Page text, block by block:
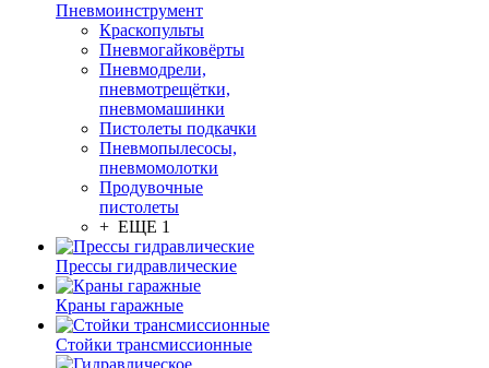
Пневмоинструмент
Краскопульты
Пневмогайковёрты
Пневмодрели,
пневмотрещётки,
пневмомашинки
Пистолеты подкачки
Пневмопылесосы,
пневмомолотки
Продувочные
пистолеты
+ ЕЩЕ 1
Прессы гидравлические
Краны гаражные
Стойки трансмиссионные